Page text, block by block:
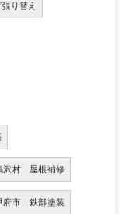
り替え
沢村 屋根補修
府市 鉄部塗装